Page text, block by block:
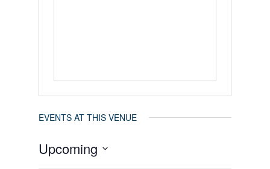
EVENTS AT THIS VENUE
Upcoming